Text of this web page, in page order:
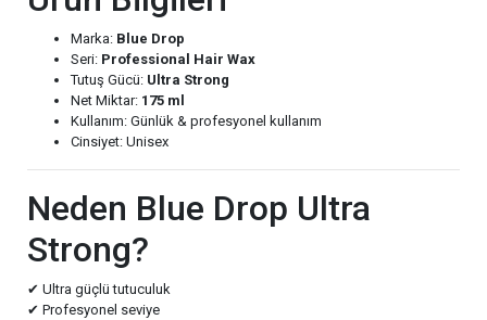
Marka: Blue Drop
Seri: Professional Hair Wax
Tutuş Gücü: Ultra Strong
Net Miktar: 175 ml
Kullanım: Günlük & profesyonel kullanım
Cinsiyet: Unisex
Neden Blue Drop Ultra
Strong?
✔ Ultra güçlü tutuculuk
✔ Profesyonel seviye